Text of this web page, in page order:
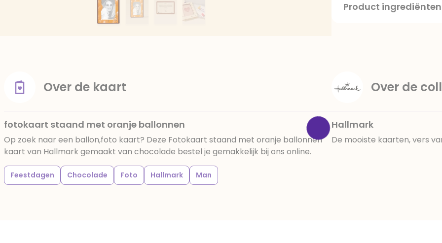
Product ingrediënten
beïnvloeden, E133, E151.
en droog bewaren.
Over de kaart
fotokaart staand met oranje ballonnen
Op zoek naar een ballon,foto kaart? Deze Fotokaart staand met oranje ballonnen
kaart van Hallmark gemaakt van chocolade bestel je gemakkelijk bij ons online.
Feestdagen Chocolade Foto Hallmark Man
Over de
Hallmark
De mooiste kaarten, vers